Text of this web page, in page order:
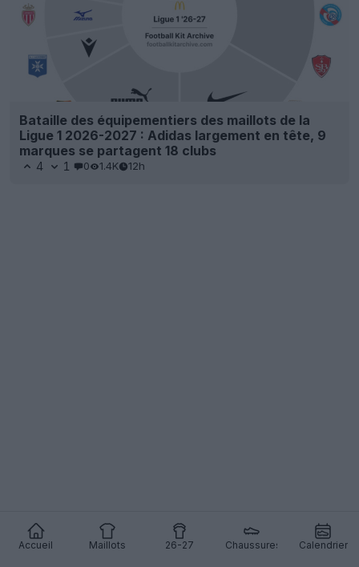
Accueil Maillots 26-27 Chaussures Calendrier
Bataille des équipementiers des maillots de la
Ligue 1 2026-2027 : Adidas largement en tête, 9
marques se partagent 18 clubs
4 1 0 1.4K 12h